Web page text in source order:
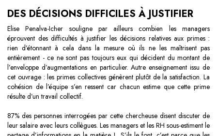
DES DÉCISIONS DIFFICILES À JUSTIFIER
Elise Penalva-Icher souligne par ailleurs combien les managers
éprouvent des difficultés à justifier les décisions relatives aux primes :
rien d’étonnant à cela dans la mesure où ils ne les maîtrisent pas
entièrement - ce ne sont pas toujours eux qui décident du montant de
l’enveloppe d’augmentations en particulier. Autre enseignement issu de
cet ouvrage : les primes collectives génèrent plutôt de la satisfaction. La
cohésion de l’équipe s’en ressent car chacun estime que cette prime
résulte d’un travail collectif.
87% des personnes interrogées par cette chercheuse disent discuter de
leur salaire avec leurs collègues. Les managers et les RH sous-estiment le